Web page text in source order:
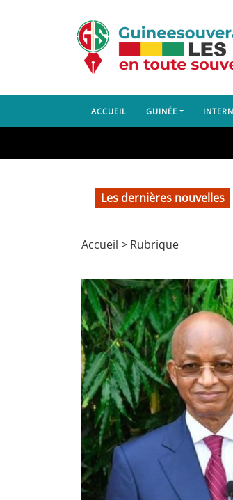
ACCUEIL GUINÉE
Les dernières nouvelles
Labé : un
Accueil > Rubrique